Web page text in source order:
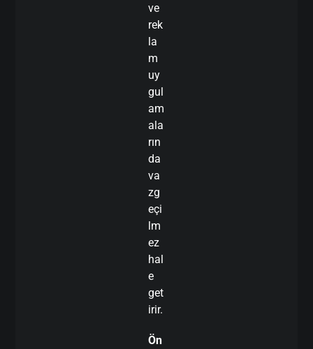
ve
rek
la
m
uy
gul
am
ala
rın
da
va
zg
eçi
lm
ez
hal
e
get
irir.
Ön